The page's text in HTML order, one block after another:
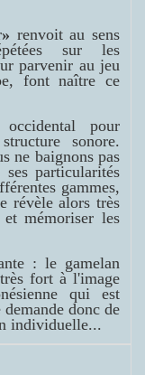
» renvoit au sens
sur les
parvenir au jeu
font naître ce
pour
sonore.
ne baignons pas
particularités
gammes,
révèle alors très
mémoriser les
: le gamelan
fort à l'image
qui est
donc de
individuelle...